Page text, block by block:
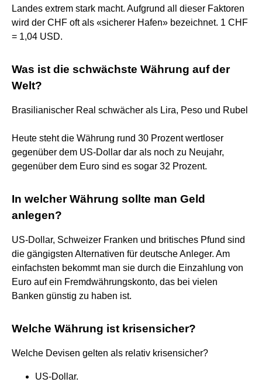
Landes extrem stark macht. Aufgrund all dieser Faktoren
wird der CHF oft als «sicherer Hafen» bezeichnet. 1 CHF
= 1,04 USD.
Was ist die schwächste Währung auf der
Welt?
Brasilianischer Real schwächer als Lira, Peso und Rubel
Heute steht die Währung rund 30 Prozent wertloser
gegenüber dem US-Dollar dar als noch zu Neujahr,
gegenüber dem Euro sind es sogar 32 Prozent.
In welcher Währung sollte man Geld
anlegen?
US-Dollar, Schweizer Franken und britisches Pfund sind
die gängigsten Alternativen für deutsche Anleger. Am
einfachsten bekommt man sie durch die Einzahlung von
Euro auf ein Fremdwährungskonto, das bei vielen
Banken günstig zu haben ist.
Welche Währung ist krisensicher?
Welche Devisen gelten als relativ krisensicher?
US-Dollar.